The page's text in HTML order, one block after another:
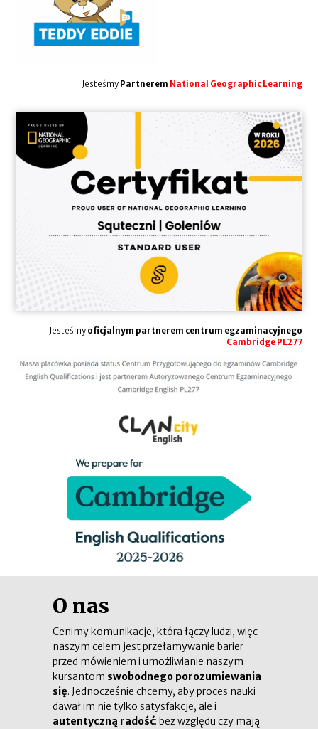
Jesteśmy Partnerem National Geographic Learning
Jesteśmy oficjalnym partnerem centrum egzaminacyjnego
Cambridge PL277
O nas
Cenimy komunikacje, która łączy ludzi, więc
naszym celem jest przełamywanie barier
przed mówieniem i umożliwianie naszym
kursantom swobodnego porozumiewania
się. Jednocześnie chcemy, aby proces nauki
dawał im nie tylko satysfakcje, ale i
autentyczną radość: bez względu czy mają